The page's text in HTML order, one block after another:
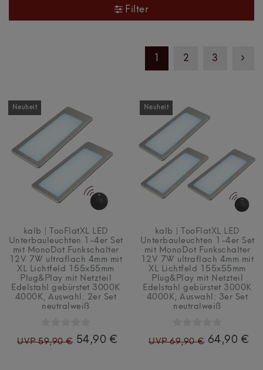
Filter
2 3
Neuheit
kalb | TooFlatXL LED
Unterbauleuchten 1-4er Set
mit MonoDot Funkschalter
12V 7W ultraflach 4mm mit
XL Lichtfeld 155x55mm
Plug&Play mit Netzteil
Edelstahl gebürstet 3000K
4000K, Auswahl: 2er Set
neutralweiß
UVP 59,90 € 54,90 €
Neuheit
kalb | TooFlatXL LED
Unterbauleuchten 1-4er Set
mit MonoDot Funkschalter
12V 7W ultraflach 4mm mit
XL Lichtfeld 155x55mm
Plug&Play mit Netzteil
Edelstahl gebürstet 3000K
4000K, Auswahl: 3er Set
neutralweiß
UVP 69,90 € 64,90 €